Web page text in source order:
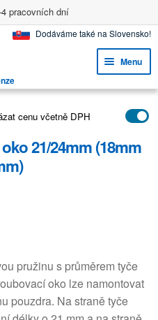
pracovních dní
Dodáváme také na Slovensko!
Menu
menu
menu
cenu včetně DPH
21/24mm (18mm
pružinu s průměrem tyče
oko lze namontovat
pouzdra. Na straně tyče